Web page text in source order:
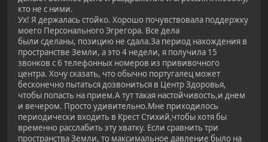
кто не с ними.
Ух! Я держалась стойко. Хорошо почувствовала поддержку
моего Персонального Эгрегора. Все дела
были сделаны, позицию не сдала.За период нахождения в
пространстве Земли, а это 4 недели, я получила 15
звонков с 6 телефонных номеров из прививочного
центра. Хочу сказать, что обычно португалец может
бесконечно пытаться дозвониться в Центр Здоровья,
чтобы попасть на прием.А тут такая настойчивость,и днем
и вечером. Просто удивительно.Мне приходилось
периодически входить в Крест Стихий,чтобы хотя бы
временно расслабить эту хватку. Если сравнить три
пространства Земли, то максимальное давление было на